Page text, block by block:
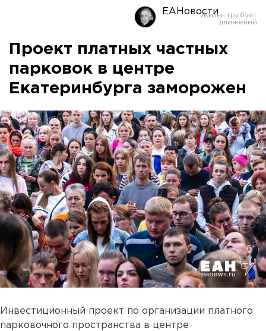
ЕАНовости
Проект платных частных
парковок в центре
Екатеринбурга заморожен
Инвестиционный проект по организации платного
парковочного пространства в центре